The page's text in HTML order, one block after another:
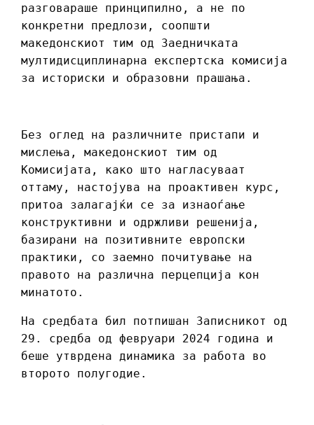
разговараше принципилно, а не по
конкретни предлози, соопшти
македонскиот тим од Заедничката
мултидисциплинарна експертска комисија
за историски и образовни прашања.
Без оглед на различните пристапи и
мислења, македонскиот тим од
Комисијата, како што нагласуваат
оттаму, настојува на проактивен курс,
притоа залагајќи се за изнаоѓање
конструктивни и одржливи решенија,
базирани на позитивните европски
практики, со заемно почитување на
правото на различна перцепција кон
минатото.
На средбата бил потпишан Записникот од
29. средба од февруари 2024 година и
беше утврдена динамика за работа во
второто полугодие.